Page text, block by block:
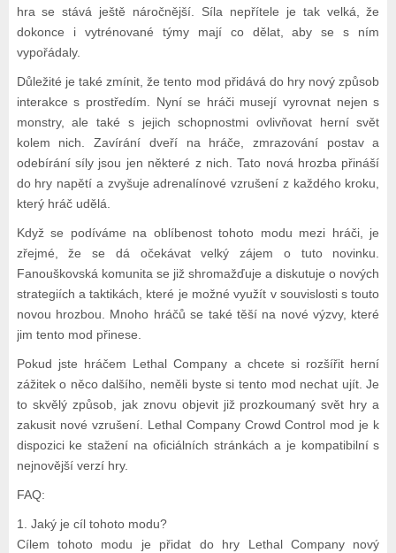
hra se stává ještě náročnější. Síla nepřítele je tak velká, že
dokonce i vytrénované týmy mají co dělat, aby se s ním
vypořádaly.
Důležité je také zmínit, že tento mod přidává do hry nový způsob
interakce s prostředím. Nyní se hráči musejí vyrovnat nejen s
monstry, ale také s jejich schopnostmi ovlivňovat herní svět
kolem nich. Zavírání dveří na hráče, zmrazování postav a
odebírání síly jsou jen některé z nich. Tato nová hrozba přináší
do hry napětí a zvyšuje adrenalínové vzrušení z každého kroku,
který hráč udělá.
Když se podíváme na oblíbenost tohoto modu mezi hráči, je
zřejmé, že se dá očekávat velký zájem o tuto novinku.
Fanouškovská komunita se již shromažďuje a diskutuje o nových
strategiích a taktikách, které je možné využít v souvislosti s touto
novou hrozbou. Mnoho hráčů se také těší na nové výzvy, které
jim tento mod přinese.
Pokud jste hráčem Lethal Company a chcete si rozšířit herní
zážitek o něco dalšího, neměli byste si tento mod nechat ujít. Je
to skvělý způsob, jak znovu objevit již prozkoumaný svět hry a
zakusit nové vzrušení. Lethal Company Crowd Control mod je k
dispozici ke stažení na oficiálních stránkách a je kompatibilní s
nejnovější verzí hry.
FAQ:
1. Jaký je cíl tohoto modu?
Cílem tohoto modu je přidat do hry Lethal Company nový